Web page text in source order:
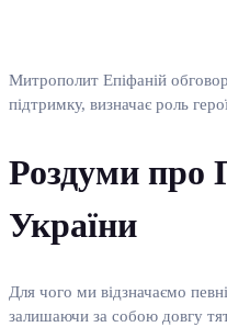
Митрополит Епіфаній
підтримку, визначає роль
Роздуми про
України
Для чого ми відзначаємо
залишаючи за собою довгу